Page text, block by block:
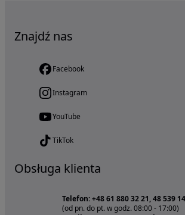
Znajdź nas
Facebook
Instagram
YouTube
TikTok
Obsługa klienta
Telefon: +48 61 880 32 21, 48 539
(od pn. do pt. w godz. 08:00 - 17:00)